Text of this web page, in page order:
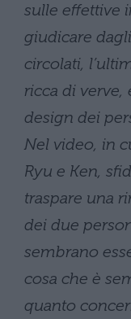
sulle effettive
giudicare
circolati,
ricca di verve,
design dei
Nel video, in
Ryu e Ken,
traspare una
dei due
sembrano
cosa che è
quanto